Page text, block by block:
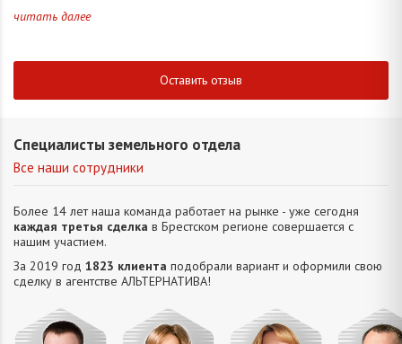
читать далее
Оставить отзыв
Специалисты земельного отдела
Все наши сотрудники
Более 14 лет наша команда работает на рынке - уже сегодня
каждая третья сделка в Брестском регионе совершается с
нашим участием.
За 2019 год 1823 клиента подобрали вариант и оформили свою
сделку в агентстве АЛЬТЕРНАТИВA!